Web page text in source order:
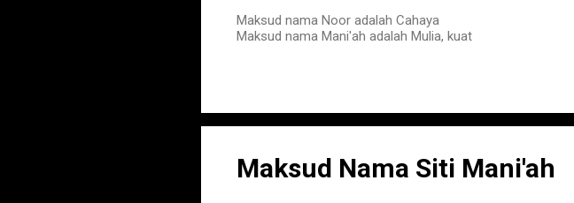
Maksud nama Noor adalah Cahaya
Maksud nama Mani'ah adalah Mulia, kuat
Maksud Nama Siti Mani'ah